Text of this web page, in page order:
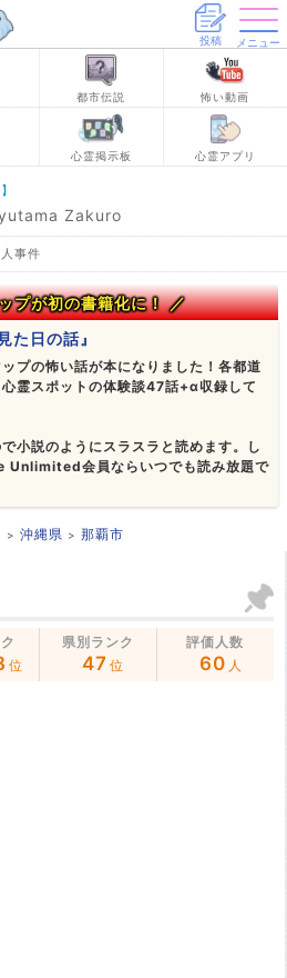
投稿 メニュー
都市伝説 怖い動画
心霊掲示板 心霊アプリ
Zakuro
事件
プが初の書籍化に！ ／
た日の話』
プの怖い話が本になりました！各都道
霊スポットの体験談47話+α収録して
小説のようにスラスラと読めます。し
Unlimited会員ならいつでも読み放題で
沖縄県
那覇市
位
県別ランク
47 位
評価人数
60 人